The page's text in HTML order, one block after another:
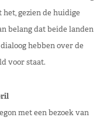
gezien de huidige
belang dat beide landen
hebben over de
voor staat.
met een bezoek van